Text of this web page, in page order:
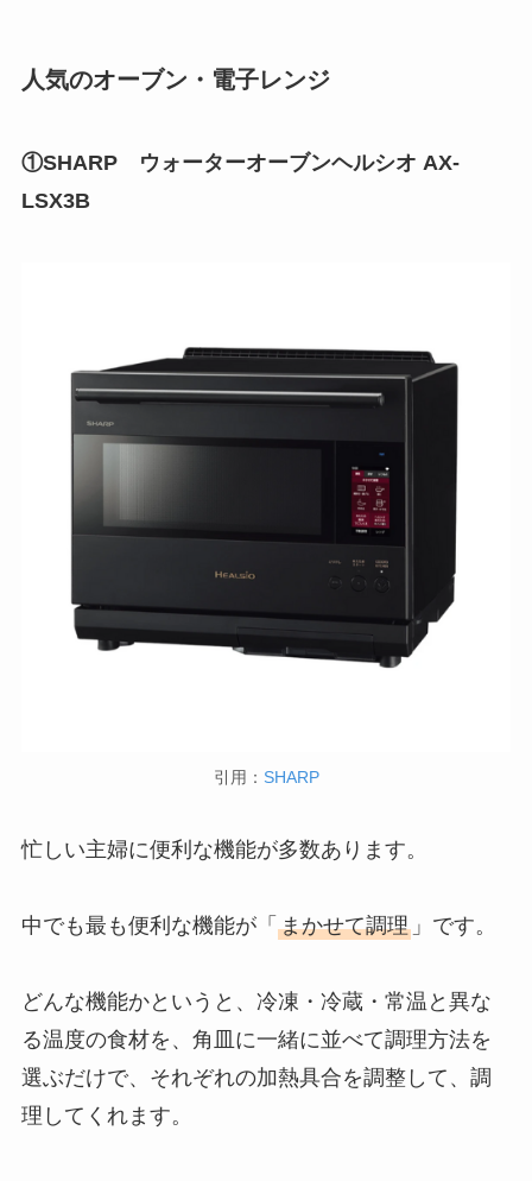
人気のオーブン・電子レンジ
①SHARP ウォーターオーブンヘルシオ AX-
LSX3B
引用： SHARP
忙しい主婦に便利な機能が多数あります。
中でも最も便利な機能が「 まかせて調理」です。
どんな機能かというと、冷凍・冷蔵・常温と異な
る温度の食材を、角皿に一緒に並べて調理方法を
選ぶだけで、それぞれの加熱具合を調整して、調
理してくれます。